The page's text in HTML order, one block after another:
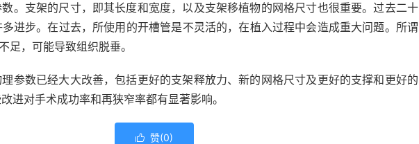
。支架的尺寸，即其长度和宽度，以及支架移植物的网格尺寸也很重要。过去二十
进步。在过去，所使用的开槽管是不灵活的，在植入过程中会造成重大问题。所谓
足，可能导致组织脱垂。
参数已经大大改善，包括更好的支架释放力、新的网格尺寸及更好的支撑和更好的
进对手术成功率和再狭窄率都有显著影响。
 赞(0)